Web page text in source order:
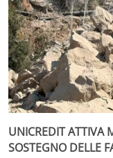
UNICREDIT ATTIVA
SOSTEGNO DELLE